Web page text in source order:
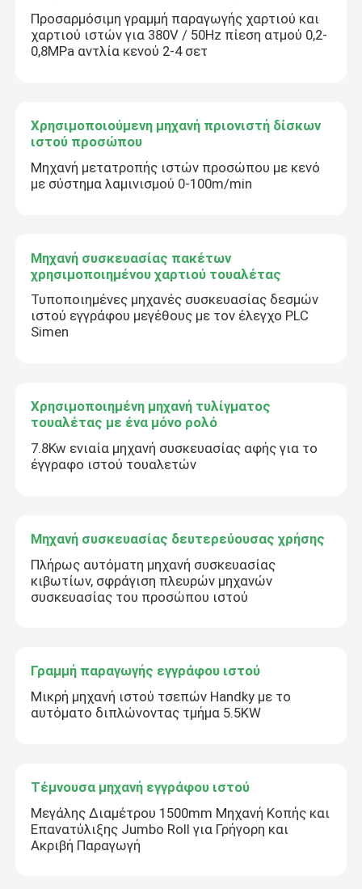
Προσαρμόσιμη γραμμή παραγωγής χαρτιού και
χαρτιού ιστών για 380V / 50Hz πίεση ατμού 0,2-
0,8MPa αντλία κενού 2-4 σετ
Χρησιμοποιούμενη μηχανή πριονιστή δίσκων
ιστού προσώπου
Μηχανή μετατροπής ιστών προσώπου με κενό
με σύστημα λαμινισμού 0-100m/min
Μηχανή συσκευασίας πακέτων
χρησιμοποιημένου χαρτιού τουαλέτας
Τυποποιημένες μηχανές συσκευασίας δεσμών
ιστού εγγράφου μεγέθους με τον έλεγχο PLC
Simen
Χρησιμοποιημένη μηχανή τυλίγματος
τουαλέτας με ένα μόνο ρολό
7.8Kw ενιαία μηχανή συσκευασίας αφής για το
έγγραφο ιστού τουαλετών
Μηχανή συσκευασίας δευτερεύουσας χρήσης
Πλήρως αυτόματη μηχανή συσκευασίας
κιβωτίων, σφράγιση πλευρών μηχανών
συσκευασίας του προσώπου ιστού
Γραμμή παραγωγής εγγράφου ιστού
Μικρή μηχανή ιστού τσεπών Handky με το
αυτόματο διπλώνοντας τμήμα 5.5KW
Τέμνουσα μηχανή εγγράφου ιστού
Μεγάλης Διαμέτρου 1500mm Μηχανή Κοπής και
Επανατύλιξης Jumbo Roll για Γρήγορη και
Ακριβή Παραγωγή